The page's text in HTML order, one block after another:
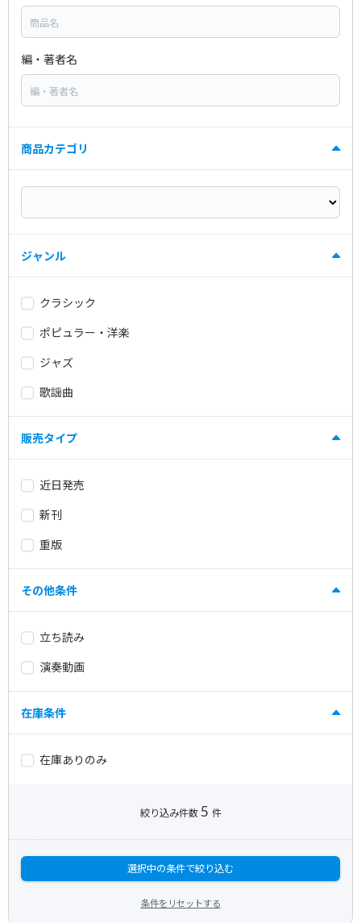
編・著者名
商品カテゴリ
ジャンル
クラシック
ポピュラー・洋楽
ジャズ
歌謡曲
販売タイプ
近日発売
新刊
重版
その他条件
立ち読み
演奏動画
在庫条件
在庫ありのみ
絞り込み件数5 件
選択中の条件で絞り込む
条件をリセットする